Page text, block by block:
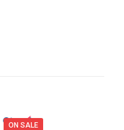
ON SALE